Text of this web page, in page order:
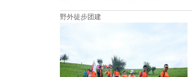
野外徒步团建